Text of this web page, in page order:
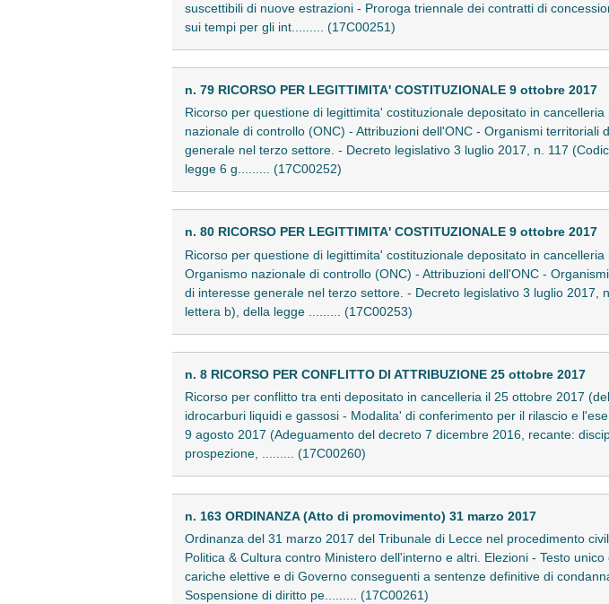
suscettibili di nuove estrazioni - Proroga triennale dei contratti di
sui tempi per gli int......... (17C00251)
n. 79 RICORSO PER LEGITTIMITA' COSTITUZIONALE 9 ottobre 2017
Ricorso per questione di legittimita' costituzionale depositato in
nazionale di controllo (ONC) - Attribuzioni dell'ONC - Organismi
generale nel terzo settore. - Decreto legislativo 3 luglio 2017, n. 117
legge 6 g......... (17C00252)
n. 80 RICORSO PER LEGITTIMITA' COSTITUZIONALE 9 ottobre 2017
Ricorso per questione di legittimita' costituzionale depositato in
Organismo nazionale di controllo (ONC) - Attribuzioni dell'ONC -
di interesse generale nel terzo settore. - Decreto legislativo 3 luglio 2017,
lettera b), della legge ......... (17C00253)
n. 8 RICORSO PER CONFLITTO DI ATTRIBUZIONE 25 ottobre 2017
Ricorso per conflitto tra enti depositato in cancelleria il 25 ottobre 2017
idrocarburi liquidi e gassosi - Modalita' di conferimento per il rilascio e
9 agosto 2017 (Adeguamento del decreto 7 dicembre 2016, recante:
prospezione, ......... (17C00260)
n. 163 ORDINANZA (Atto di promovimento) 31 marzo 2017
Ordinanza del 31 marzo 2017 del Tribunale di Lecce nel procedimento
Politica & Cultura contro Ministero dell'interno e altri. Elezioni - Testo
cariche elettive e di Governo conseguenti a sentenze definitive di
Sospensione di diritto pe......... (17C00261)